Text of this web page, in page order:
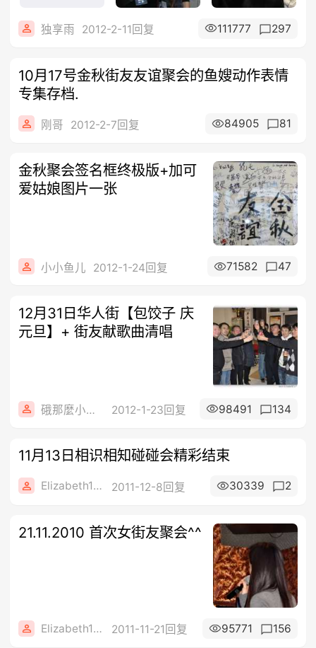
独享雨 2012-2-11回复 111777 297
10月17号金秋街友友谊聚会的鱼嫂动作表情
专集存档.
刚哥 2012-2-7回复 84905 81
金秋聚会签名框终极版+加可
爱姑娘图片一张
小小鱼儿 2012-1-24回复 71582 47
12月31日华人街【包饺子 庆
元旦】+ 街友献歌曲清唱
硪那麼小心ヽ還 2012-1-23回复 98491 134
11月13日相识相知碰碰会精彩结束
Elizabeth1608 2011-12-8回复 30339 2
21.11.2010 首次女街友聚会^^
Elizabeth1608 2011-11-21回复 95771 156